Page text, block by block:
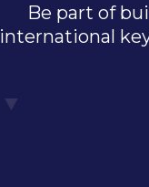
Be part of
international